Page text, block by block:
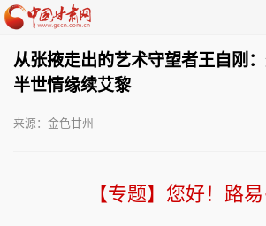
从张掖走出的艺术守望者王自刚
半世情缘续艾黎
来源：金色甘州
【专题】您好！路